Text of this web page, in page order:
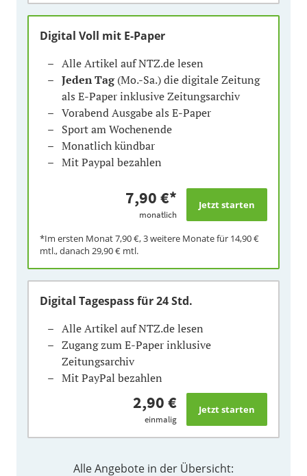
Digital Voll mit E-Paper
Alle Artikel auf NTZ.de lesen
Jeden Tag(Mo.-Sa.) die digitale Zeitung
als E-Paper inklusive Zeitungsarchiv
Vorabend Ausgabe als E-Paper
Sport am Wochenende
Monatlich kündbar
Mit Paypal bezahlen
7,90 €*
monatlich
*Im ersten Monat7,90 €, 3 weitere Monate für 14,90 €
mtl., danach 29,90 € mtl.
Digital Tagespassfür 24 Std.
Alle Artikel auf NTZ.de lesen
Zugang zum E-Paper inklusive
Zeitungsarchiv
Mit PayPal bezahlen
2,90 €
einmalig
Alle Angebote in der Übersicht: